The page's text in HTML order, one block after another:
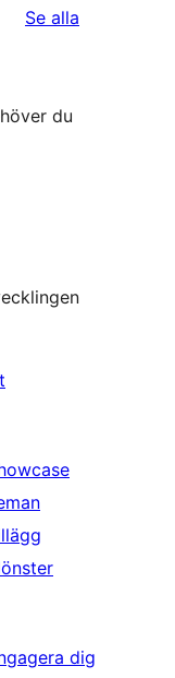
Se alla
du
dig